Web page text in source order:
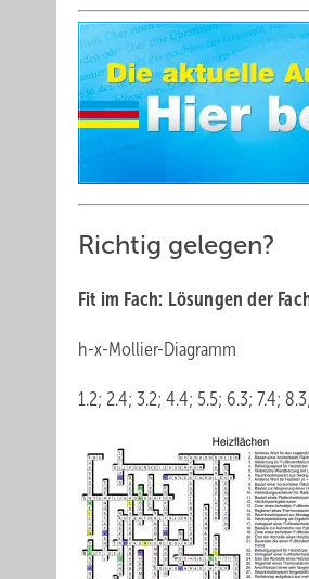
Richtig gelegen?
Fit im Fach: Lösungen der
h-x-Mollier-Diagramm
1.2; 2.4; 3.2; 4.4; 5.5; 6.3; 7.4;